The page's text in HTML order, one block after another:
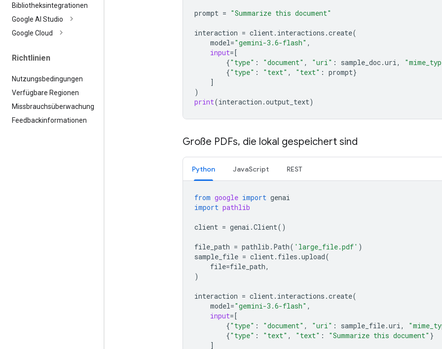
Bibliotheksintegrationen
Google AI Studio
Google Cloud
Richtlinien
Nutzungsbedingungen
Verfügbare Regionen
Missbrauchsüberwachung
Feedbackinformationen
prompt = "Summarize this document"
interaction = client. interactions .create(
model="gemini-3.6-flash" ,
input=[
{"type" : "document" , "uri" : sample_doc.uri,
{"type" : "text" , "text" : prompt}
]
)
print(interaction .output_text)
Große PDFs, die lokal gespeichert sind
Python JavaScript REST
from google import genai
import pathlib
client = genai .Client()
file_path = pathlib . Path( 'large_file.pdf' )
sample_file = client. files .upload(
file=file_path,
)
interaction = client. interactions .create(
model="gemini-3.6-flash" ,
input=[
{"type" : "document" , "uri" : sample_file.uri,
{"type" : "text" , "text" : "Summarize this document" }
]